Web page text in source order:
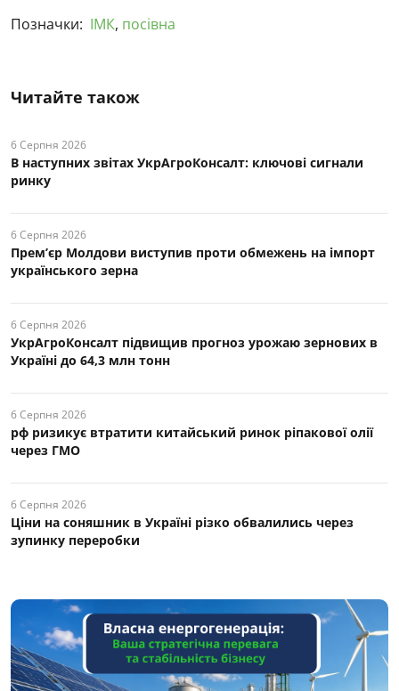
Позначки: ІМК, посівна
Читайте також
6 Серпня 2026
В наступних звітах УкрАгроКонсалт: ключові cигнали
ринку
6 Серпня 2026
Прем’єр Молдови виступив проти обмежень на імпорт
українського зерна
6 Серпня 2026
УкрАгроКонсалт підвищив прогноз урожаю зернових в
Україні до 64,3 млн тонн
6 Серпня 2026
рф ризикує втратити китайський ринок ріпакової олії
через ГМО
6 Серпня 2026
Ціни на соняшник в Україні різко обвалились через
зупинку переробки